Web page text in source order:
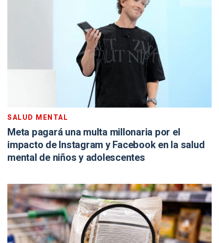
SALUD MENTAL
Meta pagará una multa millonaria por el
impacto de Instagram y Facebook en la salud
mental de niños y adolescentes